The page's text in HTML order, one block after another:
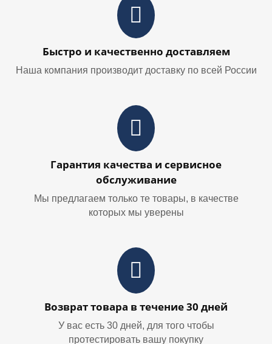
Быстро и качественно доставляем
Наша компания производит доставку по всей России
Гарантия качества и сервисное
обслуживание
Мы предлагаем только те товары, в качестве
которых мы уверены
Возврат товара в течение 30 дней
У вас есть 30 дней, для того чтобы
протестировать вашу покупку